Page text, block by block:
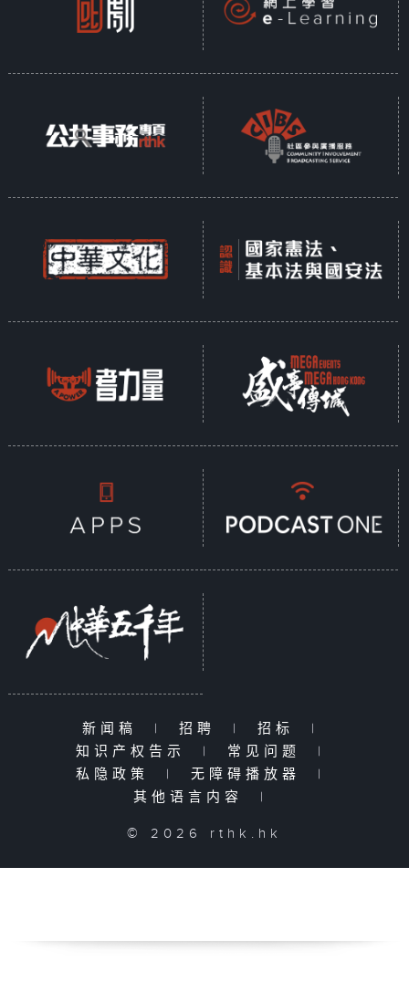
新闻稿 | 招聘 | 招标
|
知识产权告示
| 常见问题
|
私隐政策
| 无障碍播放器
|
其他语言内容
|
© 2026 rthk.hk